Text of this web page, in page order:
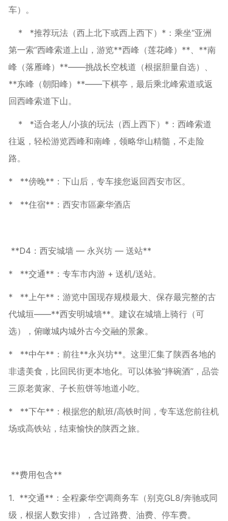
车）。
* *推荐玩法（西上北下或西上西下）*：乘坐“亚洲
第一索”西峰索道上山，游览**西峰（莲花峰）**、**南
峰（落雁峰）**——挑战长空栈道（根据胆量自选）、
**东峰（朝阳峰）**——下棋亭，最后乘北峰索道或返
回西峰索道下山。
* *适合老人/小孩的玩法（西上西下）*：西峰索道
往返，轻松游览西峰和南峰，领略华山精髓，不走险
路。
* **傍晚**：下山后，专车接您返回西安市区。
* **住宿**：西安市區豪华酒店
**D4：西安城墙 — 永兴坊 — 送站**
* **交通**：专车市内游 + 送机/送站。
* **上午**：游览中国现存规模最大、保存最完整的古
代城垣——**西安明城墙**。建议在城墙上骑行（可
选），俯瞰城内城外古今交融的景象。
* **中午**：前往**永兴坊**。这里汇集了陕西各地的
非遗美食，比回民街更本地化。可以体验“摔碗酒”，品尝
三原老黄家、子长煎饼等地道小吃。
* **下午**：根据您的航班/高铁时间，专车送您前往机
场或高铁站，结束愉快的陕西之旅。
**费用包含**
1. **交通**：全程豪华空调商务车（别克GL8/奔驰或同
级，根据人数安排），含过路费、油费、停车费。